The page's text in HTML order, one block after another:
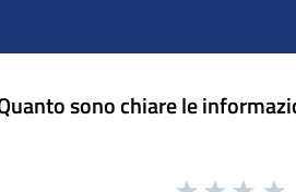
sono chiare le